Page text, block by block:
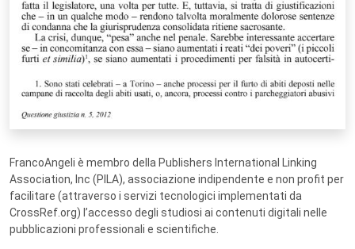
FrancoAngeli è membro della Publishers International Linking
Association, Inc (PILA), associazione indipendente e non profit per
facilitare (attraverso i servizi tecnologici implementati da
CrossRef.org) l’accesso degli studiosi ai contenuti digitali nelle
pubblicazioni professionali e scientifiche.